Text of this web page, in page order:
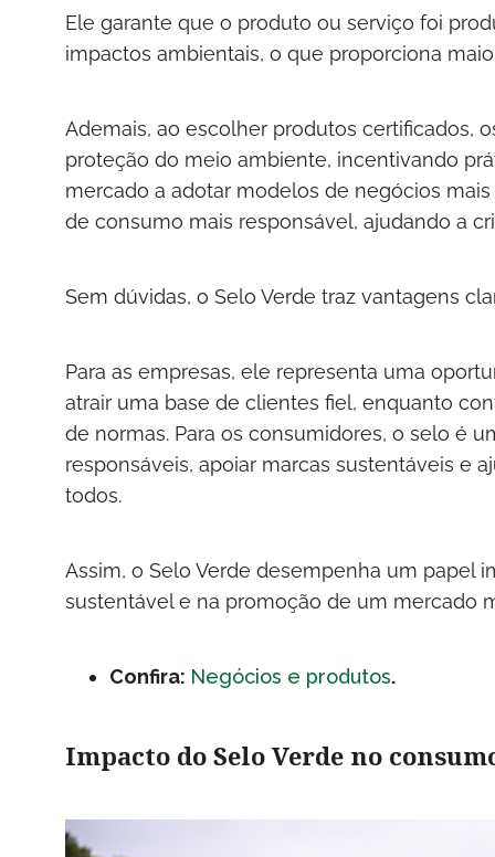
Ele garante que o produto ou serviço foi
impactos ambientais, o que proporciona
Ademais, ao escolher produtos certificados,
proteção do meio ambiente, incentivando
mercado a adotar modelos de negócios
de consumo mais responsável, ajudando a
Sem dúvidas, o Selo Verde traz vantagens
Para as empresas, ele representa uma
atrair uma base de clientes fiel, enquanto
de normas. Para os consumidores, o selo é
responsáveis, apoiar marcas sustentáveis e
todos.
Assim, o Selo Verde desempenha um papel
sustentável e na promoção de um mercado
Confira: Negócios e produtos.
Impacto do Selo Verde no